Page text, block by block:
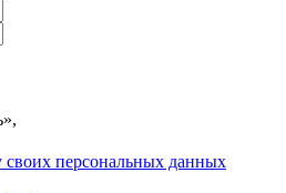
своих персональных данных